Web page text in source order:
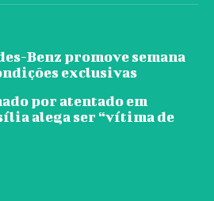
Benz promove semana
exclusivas
por atentado em
alega ser “vítima de